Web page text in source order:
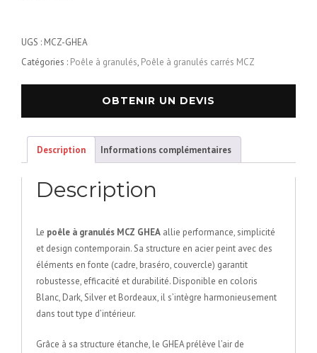
UGS : MCZ-GHEA
Catégories : Poêle à granulés, Poêle à granulés carrés MCZ
OBTENIR UN DEVIS
Description Informations complémentaires
Description
Le poêle à granulés MCZ GHEA allie performance, simplicité
et design contemporain. Sa structure en acier peint avec des
éléments en fonte (cadre, braséro, couvercle) garantit
robustesse, efficacité et durabilité. Disponible en coloris
Blanc, Dark, Silver et Bordeaux, il s’intègre harmonieusement
dans tout type d’intérieur.
Grâce à sa structure étanche, le GHEA prélève l’air de